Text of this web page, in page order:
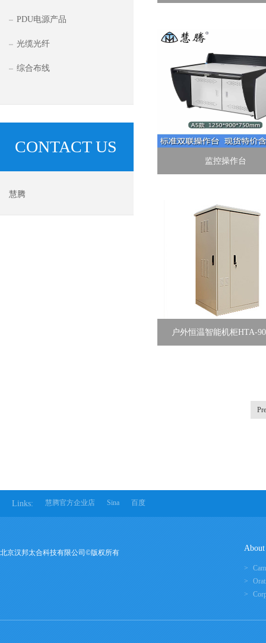
PDU电源产品
光缆光纤
综合布线
CONTACT US
慧腾
监控操作台
户外恒温智能机柜HTA-
Links: 慧腾官方企业店 Sina 百度
北京汉邦太合科技有限公司©版权所有 About